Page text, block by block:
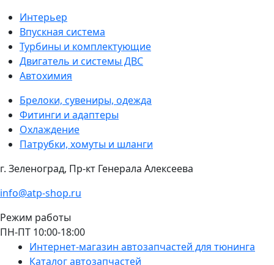
Интерьер
Впускная система
Турбины и комплектующие
Двигатель и системы ДВС
Автохимия
Брелоки, сувениры, одежда
Фитинги и адаптеры
Охлаждение
Патрубки, хомуты и шланги
г. Зеленоград, Пр-кт Генерала Алексеева
info@atp-shop.ru
Режим работы
ПН-ПТ 10:00-18:00
Интернет-магазин автозапчастей для тюнинга
Каталог автозапчастей